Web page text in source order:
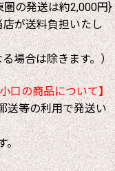
の発送は約2,000円}
が送料負担いたし
場合は除きます。）
口の商品について】
送等の利用で発送い
。